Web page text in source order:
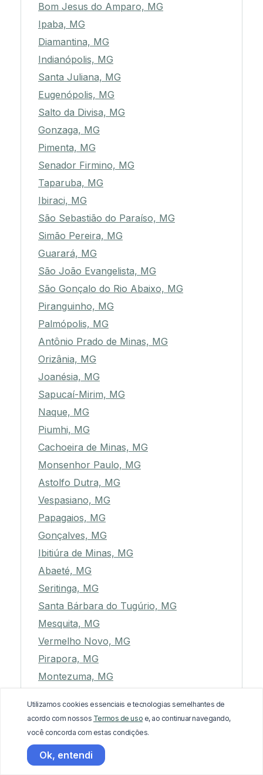
Bom Jesus do Amparo, MG
Ipaba, MG
Diamantina, MG
Indianópolis, MG
Santa Juliana, MG
Eugenópolis, MG
Salto da Divisa, MG
Gonzaga, MG
Pimenta, MG
Senador Firmino, MG
Taparuba, MG
Ibiraci, MG
São Sebastião do Paraíso, MG
Simão Pereira, MG
Guarará, MG
São João Evangelista, MG
São Gonçalo do Rio Abaixo, MG
Piranguinho, MG
Palmópolis, MG
Antônio Prado de Minas, MG
Orizânia, MG
Joanésia, MG
Sapucaí-Mirim, MG
Naque, MG
Piumhi, MG
Cachoeira de Minas, MG
Monsenhor Paulo, MG
Astolfo Dutra, MG
Vespasiano, MG
Papagaios, MG
Gonçalves, MG
Ibitiúra de Minas, MG
Abaeté, MG
Seritinga, MG
Santa Bárbara do Tugúrio, MG
Mesquita, MG
Vermelho Novo, MG
Pirapora, MG
Montezuma, MG
Conceição do Mato Dentro, MG
Serra do Salitre, MG
São Francisco de Sales, MG
Santo Antônio do Rio Abaixo, MG
Utilizamos cookies essenciais e tecnologias semelhantes de
acordo com nossos Termos de uso e, ao continuar navegando,
você concorda com estas condições.
Ok, entendi